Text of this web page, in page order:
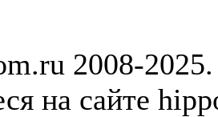
2008-
на сайте